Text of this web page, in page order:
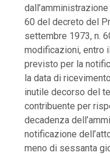
60 del decreto del
settembre 1973, n.
modificazioni, entro
previsto per la
la data di
inutile decorso del
contribuente per
decadenza
notificazione
meno di sessanta